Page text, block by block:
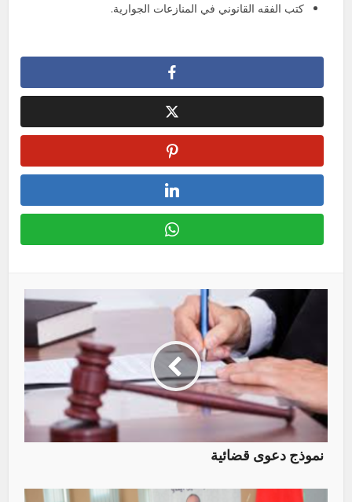
كتب الفقه القانوني في المنازعات الجوارية.
نموذج دعوى قضائية